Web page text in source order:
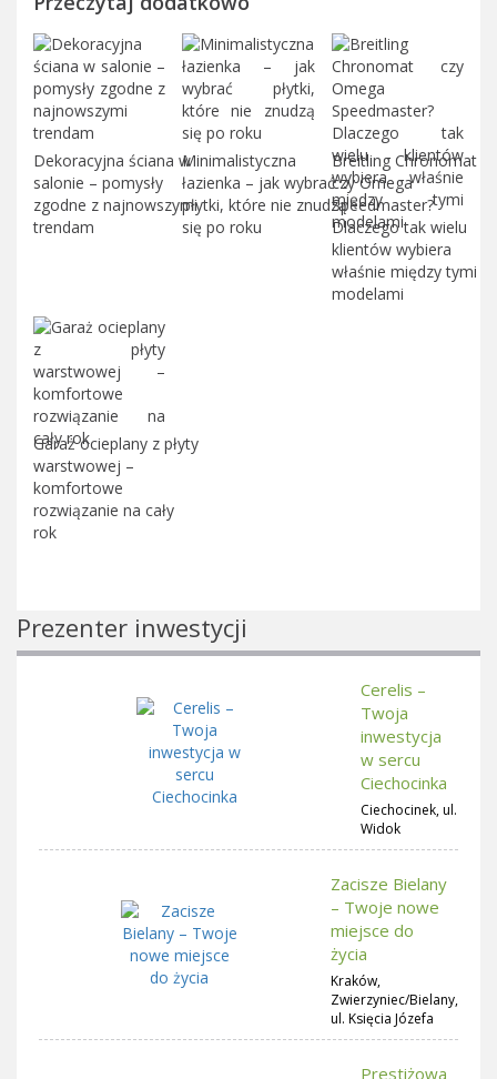
Dekoracyjna ściana w
salonie – pomysły
zgodne z najnowszymi
trendam
Minimalistyczna
łazienka – jak wybrać
płytki, które nie znudzą
się po roku
Breitling Chronomat
czy Omega
Speedmaster?
Dlaczego tak wielu
klientów wybiera
właśnie między tymi
modelami
Garaż ocieplany z płyty
warstwowej –
komfortowe
rozwiązanie na cały
rok
Prezenter inwestycji
Cerelis –
Twoja
inwestycja
w sercu
Ciechocinka
Ciechocinek, ul.
Widok
Zacisze Bielany
– Twoje nowe
miejsce do
życia
Kraków,
Zwierzyniec/Bielany,
ul. Księcia Józefa
Prestiżowa